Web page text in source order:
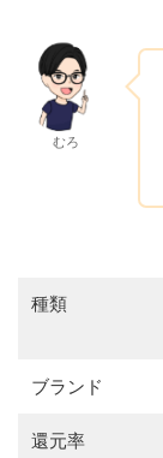
むろ
種類
ブランド
還元率